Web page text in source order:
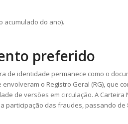
do ano).
preferido
de identidade permanece como o
o Registro Geral (RG), que
de versões em circulação. A Carteira
participação das fraudes, passando de